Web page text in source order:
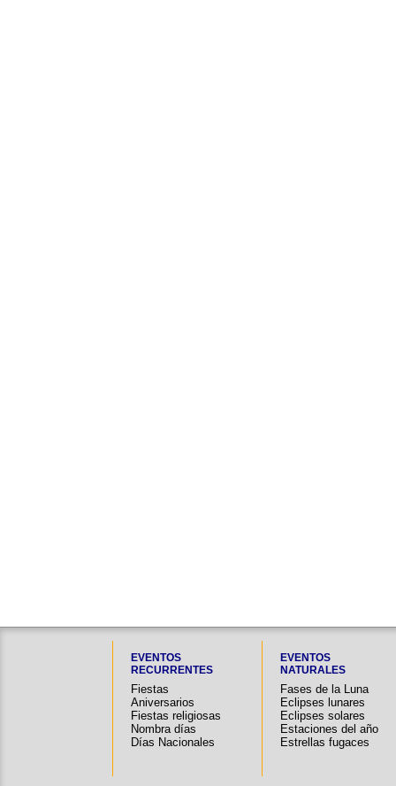
EVENTOS
RECURRENTES
Fiestas
Aniversarios
Fiestas religiosas
Nombra días
Días Nacionales
EVENTOS
NATURALES
Fases de la Luna
Eclipses lunares
Eclipses solares
Estaciones del año
Estrellas fugaces